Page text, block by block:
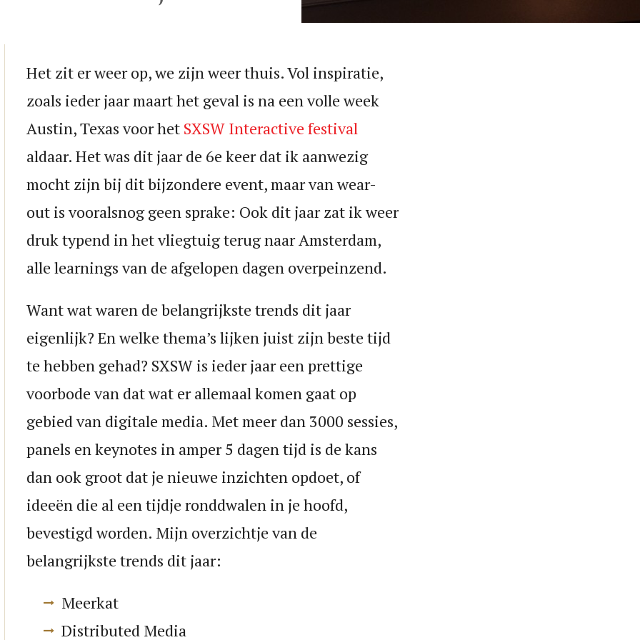
Het zit er weer op, we zijn weer thuis. Vol inspiratie,
zoals ieder jaar maart het geval is na een volle week
Austin, Texas voor het SXSW Interactive festival
aldaar. Het was dit jaar de 6e keer dat ik aanwezig
mocht zijn bij dit bijzondere event, maar van wear-
out is vooralsnog geen sprake: Ook dit jaar zat ik weer
druk typend in het vliegtuig terug naar Amsterdam,
alle learnings van de afgelopen dagen overpeinzend.
Want wat waren de belangrijkste trends dit jaar
eigenlijk? En welke thema’s lijken juist zijn beste tijd
te hebben gehad? SXSW is ieder jaar een prettige
voorbode van dat wat er allemaal komen gaat op
gebied van digitale media. Met meer dan 3000 sessies,
panels en keynotes in amper 5 dagen tijd is de kans
dan ook groot dat je nieuwe inzichten opdoet, of
ideeën die al een tijdje ronddwalen in je hoofd,
bevestigd worden. Mijn overzichtje van de
belangrijkste trends dit jaar:
Meerkat
Distributed Media